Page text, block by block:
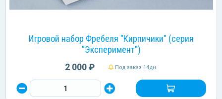
Игровой набор Фребеля "Кирпичики" (серия
"Эксперимент")
2 000 ₽ Под заказ 14дн.